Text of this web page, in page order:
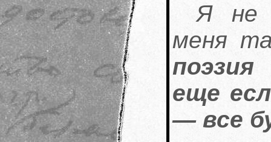
Я не
меня
еще
— все